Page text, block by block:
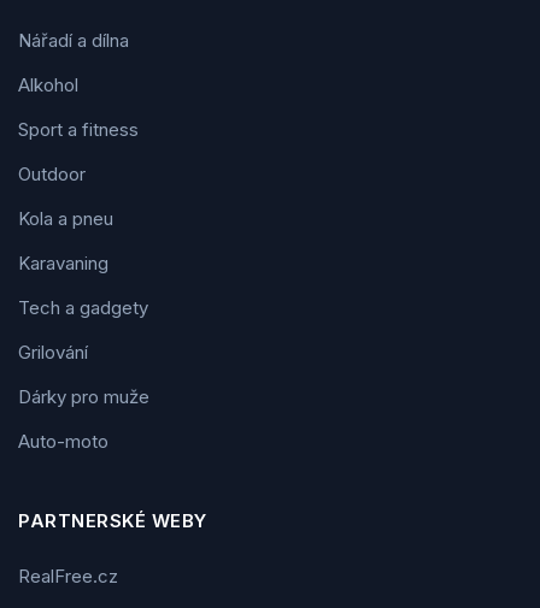
Nářadí a dílna
Alkohol
Sport a fitness
Outdoor
Kola a pneu
Karavaning
Tech a gadgety
Grilování
Dárky pro muže
Auto-moto
PARTNERSKÉ WEBY
RealFree.cz